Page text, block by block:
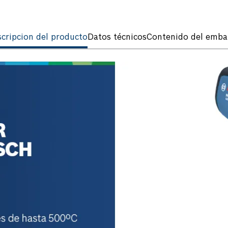
del productoDatos técnicosContenido del